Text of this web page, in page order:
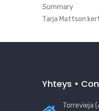
Summary
Tarja Mattson
Yhteys •
Torrevieja